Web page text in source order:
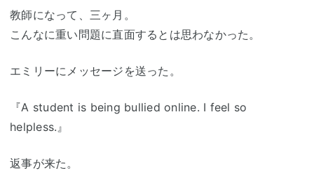
教師になって、三ヶ月。
こんなに重い問題に直面するとは思わなかった。
エミリーにメッセージを送った。
『A student is being bullied online. I feel so
helpless.』
返事が来た。